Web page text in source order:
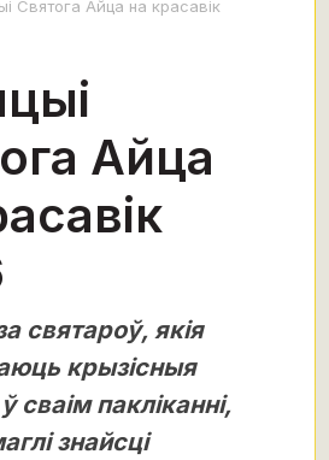
Святога Айца на красавік
Айца
святароў, якія
крызісныя
сваім пакліканні,
знайсці